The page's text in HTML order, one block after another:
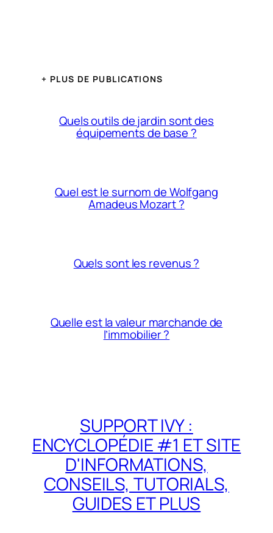
+ PLUS DE PUBLICATIONS
Quels outils de jardin sont des
équipements de base ?
Quel est le surnom de Wolfgang
Amadeus Mozart ?
Quels sont les revenus ?
Quelle est la valeur marchande de
l’immobilier ?
SUPPORT IVY :
ENCYCLOPÉDIE #1 ET SITE
D'INFORMATIONS,
CONSEILS, TUTORIALS,
GUIDES ET PLUS